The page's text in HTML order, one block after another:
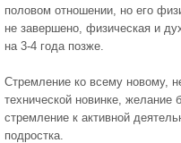
половом отношении, но его
не завершено, физическая и
на 3-4 года позже.
Стремление ко всему новому,
технической новинке, желание
стремление к активной
подростка.